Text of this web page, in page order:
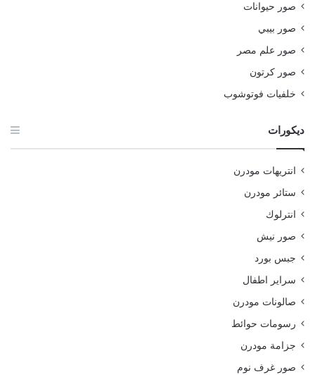
صور حيوانات
صور بيبي
صور علم مصر
صور كرتون
خلفيات فوتوشوب
ديكورات
انتريهات مودرن
ستائر مودرن
انترلوك
صور نيش
جبس بورد
سراير اطفال
صالونات مودرن
رسومات حوائط
جزامة مودرن
صور غرف نوم